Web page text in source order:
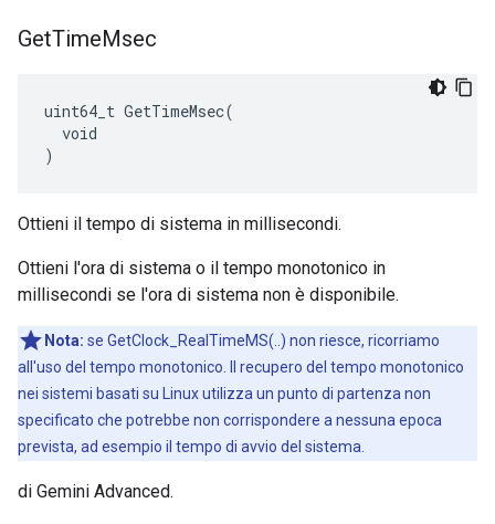
GetTimeMsec
uint64_t GetTimeMsec(
  void
)
Ottieni il tempo di sistema in millisecondi.
Ottieni l'ora di sistema o il tempo monotonico in
millisecondi se l'ora di sistema non è disponibile.
Nota: se GetClock_RealTimeMS(..) non riesce, ricorriamo
all'uso del tempo monotonico. Il recupero del tempo monotonico
nei sistemi basati su Linux utilizza un punto di partenza non
specificato che potrebbe non corrispondere a nessuna epoca
prevista, ad esempio il tempo di avvio del sistema.
di Gemini Advanced.